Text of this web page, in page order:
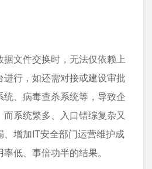
文件交换时，无法仅依赖上
行，如还需对接或建设审批
、病毒查杀系统等，导致企
系统繁多、入口错综复杂又
增加IT安全部门运营维护成
低、事倍功半的结果。